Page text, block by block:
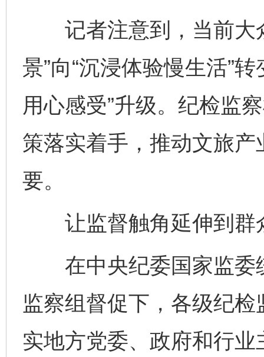
记者注意到，当前大
景”向“沉浸体验慢生活”
用心感受”升级。纪检监
策落实着手，推动文旅
要。
让监督触角延伸到
在中央纪委国家监委
监察组督促下，各级纪
实地方党委、政府和行